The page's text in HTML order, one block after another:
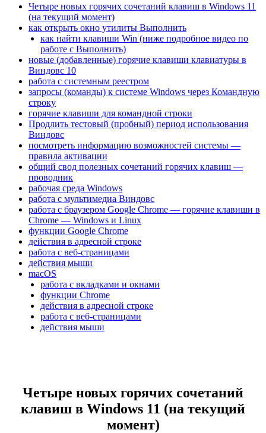
Четыре новых горячих сочетаний клавиш в Windows 11
(на текущий момент)
как открыть окно утилиты Выполнить
как найти клавиши Win (ниже подробное видео по
работе с Выполнить)
новые (добавленные) горячие клавиши клавиатуры в
Виндовс 10
работа с системным реестром
запросы (команды) к системе Windows через Командную
строку
горячие клавиши для командной строки
Продлить тестовый (пробный) период использования
Виндовс
посмотреть информацию возможностей системы —
правила активации
общий свод полезных сочетаний горячих клавиш —
проводник
рабочая среда Windows
работа с мультимедиа Виндовс
работа с браузером Google Chrome — горячие клавиши в
Chrome — Windows и Linux
функции Google Chrome
действия в адресной строке
работа с веб-страницами
действия мыши
macOS
работа с вкладками и окнами
функции Chrome
действия в адресной строке
работа с веб-страницами
действия мыши
Четыре новых горячих сочетаний
клавиш в Windows 11 (на текущий
момент)